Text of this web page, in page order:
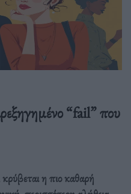
“fail” που
η πιο καθαρή